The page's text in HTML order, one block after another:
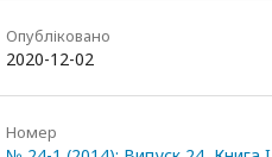
Опубліковано
2020-12-02
Номер